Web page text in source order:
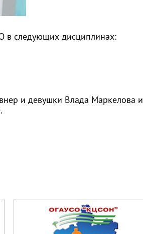
следующих дисциплинах:
и девушки Влада Маркелова и